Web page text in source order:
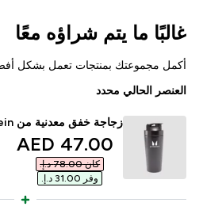
غالبًا ما يتم شراؤه معًا
أكمل مجموعتك بمنتجات تعمل بشكل
العنصر الحالي محدد
زجاجة خفق معدنية من Myprotein - لون أسود
price
47.00 AED‎
كان ‏78.00 د.إ.‏‎
وفر ‏31.00 د.إ.‏‎